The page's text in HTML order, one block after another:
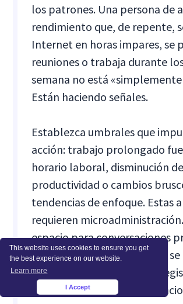
This website uses cookies to ensure you get
the best experience on our website.
Learn more
I Accept
los patrones. Una persona de
rendimiento que, de repente,
Internet en horas impares, se
reuniones o trabaja durante
semana no está
Están haciendo señales.
Establezca umbrales que
acción: trabajo prolongado
horario laboral, disminución
productividad o cambios
tendencias de enfoque. Estas
requieren
espacio para conversaciones
antes de que los problemas se
objetivo es normalizar los
basen en datos y no en